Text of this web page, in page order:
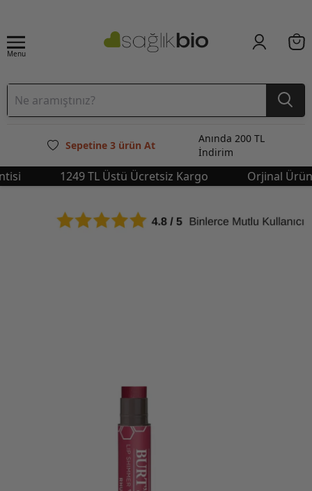
Menu
Sepetine 3 ürün At
Anında 200 TL
İndirim
1249 TL Üstü Ücretsiz Kargo Orjinal Ürün